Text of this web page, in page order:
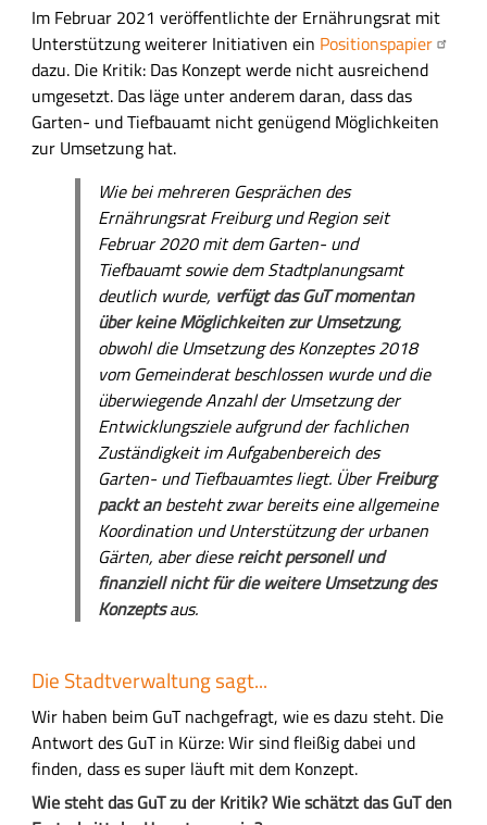
Im Februar 2021 veröffentlichte der Ernährungsrat mit
Unterstützung weiterer Initiativen ein Positionspapier
dazu. Die Kritik: Das Konzept werde nicht ausreichend
umgesetzt. Das läge unter anderem daran, dass das
Garten- und Tiefbauamt nicht genügend Möglichkeiten
zur Umsetzung hat.
Wie bei mehreren Gesprächen des
Ernährungsrat Freiburg und Region seit
Februar 2020 mit dem Garten- und
Tiefbauamt sowie dem Stadtplanungsamt
deutlich wurde, verfügt das GuT momentan
über keine Möglichkeiten zur Umsetzung,
obwohl die Umsetzung des Konzeptes 2018
vom Gemeinderat beschlossen wurde und die
überwiegende Anzahl der Umsetzung der
Entwicklungsziele aufgrund der fachlichen
Zuständigkeit im Aufgabenbereich des
Garten- und Tiefbauamtes liegt. ÜberFreiburg
packt anbesteht zwar bereits eine allgemeine
Koordination und Unterstützung der urbanen
Gärten, aber diesereicht personell und
finanziell nicht für die weitere Umsetzung des
Konzeptsaus.
Die Stadtverwaltung sagt...
Wir haben beim GuT nachgefragt, wie es dazu steht. Die
Antwort des GuT in Kürze: Wir sind fleißig dabei und
finden, dass es super läuft mit dem Konzept.
Wie steht das GuT zu der Kritik? Wie schätzt das GuT den